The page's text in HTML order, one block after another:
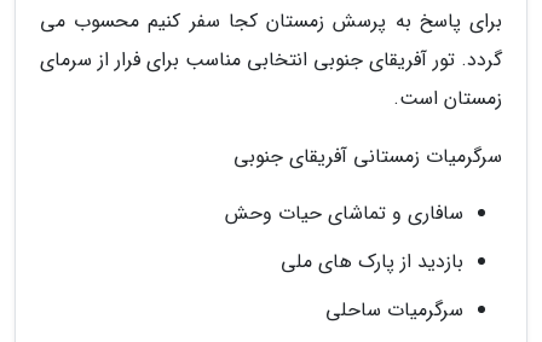
برای پاسخ به پرسش زمستان کجا سفر کنیم محسوب می
گردد. تور آفریقای جنوبی انتخابی مناسب برای فرار از سرمای
زمستان است.
سرگرمیات زمستانی آفریقای جنوبی
سافاری و تماشای حیات وحش
بازدید از پارک های ملی
سرگرمیات ساحلی